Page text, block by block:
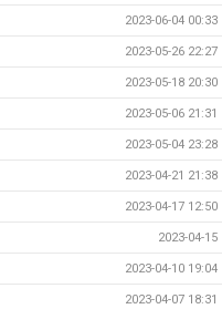
2023-06-04 00:33
2023-05-26 22:27
2023-05-18 20:30
2023-05-06 21:31
2023-05-04 23:28
2023-04-21 21:38
2023-04-17 12:50
2023-04-15
2023-04-10 19:04
2023-04-07 18:31